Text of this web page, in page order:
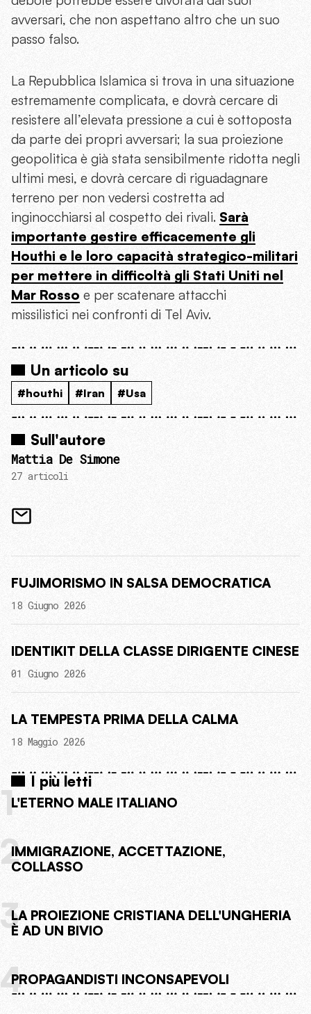
avversari, che non aspettano altro che un suo
passo falso.
La Repubblica Islamica si trova in una situazione
estremamente complicata, e dovrà cercare di
resistere all’elevata pressione a cui è sottoposta
da parte dei propri avversari; la sua proiezione
geopolitica è già stata sensibilmente ridotta negli
ultimi mesi, e dovrà cercare di riguadagnare
terreno per non vedersi costretta ad
inginocchiarsi al cospetto dei rivali. Sarà
importante gestire efficacemente gli
Houthi e le loro capacità strategico-militari
per mettere in difficoltà gli Stati Uniti nel
Mar Rosso e per scatenare attacchi
missilistici nei confronti di Tel Aviv.
Un articolo su
#houthi #Iran #Usa
Sull'autore
Mattia De Simone
27 articoli
FUJIMORISMO IN SALSA DEMOCRATICA
18 Giugno 2026
IDENTIKIT DELLA CLASSE DIRIGENTE CINESE
01 Giugno 2026
LA TEMPESTA PRIMA DELLA CALMA
18 Maggio 2026
I più letti
1L'ETERNO MALE ITALIANO
2IMMIGRAZIONE, ACCETTAZIONE,
COLLASSO
3LA PROIEZIONE CRISTIANA DELL'UNGHERIA
È AD UN BIVIO
4PROPAGANDISTI INCONSAPEVOLI